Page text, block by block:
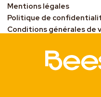
Mentions légales
Politique de
Conditions générales de